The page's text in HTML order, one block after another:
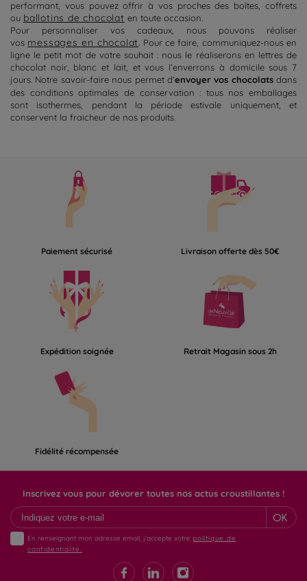
performant, vous pouvez offrir à vos proches des boîtes, coffrets
ou ballotins de chocolat en toute occasion.
Pour personnaliser vos cadeaux, nous pouvons réaliser
vos messages en chocolat . Pour ce faire, communiquez-nous en
ligne le petit mot de votre souhait : nous le réaliserons en lettres de
chocolat noir, blanc et lait, et vous l’enverrons à domicile sous 7
jours. Notre savoir-faire nous permet d’envoyer vos chocolats dans
des conditions optimales de conservation : tous nos emballages
sont isothermes, pendant la période estivale uniquement, et
conservent la fraicheur de nos produits.
Paiement sécurisé Livraison offerte dès 50€
Expédition soignée Retrait Magasin sous 2h
Fidélité récompensée
Inscrivez vous pour dévorer toutes nos actus croustillantes !
OK
En renseignant mon adresse email, j'accepte votre politique de
confidentialité.